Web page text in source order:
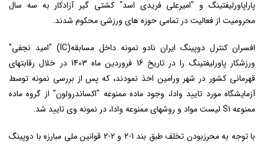
پاراپاورلیفتینگ و "امیرعلی فریدی اسد" کشتی گیر آزادکار به سه سال
محرومیت از فعالیت در تمامی حوزه های ورزشی محکوم شدند.
افسران کنترل دوپینگ ایران نادو نمونه داخل مسابقه(IC)
"امید نجفی"
ورزشکار پاورلیفتینگ را در تاریخ 16 فروردین ماه 1403 در خلال رقابتهای
قهرمانی کشور در شهر ورامین اخذ نمودند، که پس از بررسی نمونه توسط
آزمایشگاه مورد تایید وادا، وجود ماده ممنوعه "اکساندرولون" از گروه ماده
ممنوعه
لیست مواد و روشهای ممنوعه وادا، در نمونه وی تایید شد.
با توجه به محرزبودن تخلف طبق بند 1-2 و 2-2 قوانین ملی مبارزه با دوپینگ